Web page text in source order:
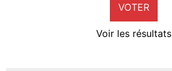
VOTER
Voir les résultats